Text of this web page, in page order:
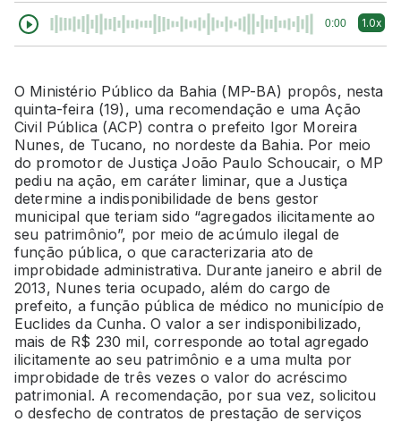
0:00 1.0x
O Ministério Público da Bahia (MP-BA) propôs, nesta
quinta-feira (19), uma recomendação e uma Ação
Civil Pública (ACP) contra o prefeito Igor Moreira
Nunes, de Tucano, no nordeste da Bahia. Por meio
do promotor de Justiça João Paulo Schoucair, o MP
pediu na ação, em caráter liminar, que a Justiça
determine a indisponibilidade de bens gestor
municipal que teriam sido “agregados ilicitamente ao
seu patrimônio”, por meio de acúmulo ilegal de
função pública, o que caracterizaria ato de
improbidade administrativa. Durante janeiro e abril de
2013, Nunes teria ocupado, além do cargo de
prefeito, a função pública de médico no município de
Euclides da Cunha. O valor a ser indisponibilizado,
mais de R$ 230 mil, corresponde ao total agregado
ilicitamente ao seu patrimônio e a uma multa por
improbidade de três vezes o valor do acréscimo
patrimonial. A recomendação, por sua vez, solicitou
o desfecho de contratos de prestação de serviços